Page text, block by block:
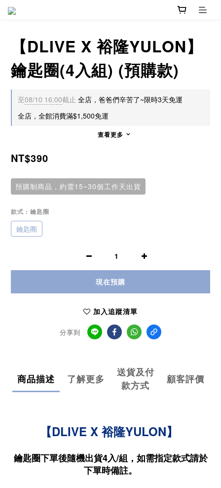
【DLIVE X 裕隆YULON】
鑰匙圈(4入組) (預購款)
至08/10 16:00截止 全店，爸爸們辛苦了~限時3天免運
全店，全館消費滿$1,500免運
查看更多
NT$390
預購制商品，約需15~30個工作天出貨
款式 : 鑰匙圈
鑰匙圈
現在預購
加入追蹤清單
分享到
商品描述 了解更多
送貨及付
款方式
顧客評價
【DLIVE X 裕隆YULON】
鑰匙圈下單後隨機出貨4入/組，如需指定款式請於
下單時備註。